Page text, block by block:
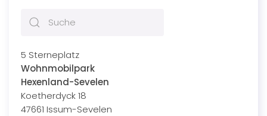
5 Sterneplatz
Wohnmobilpark
Hexenland-Sevelen
Koetherdyck 18
47661 Issum-Sevelen